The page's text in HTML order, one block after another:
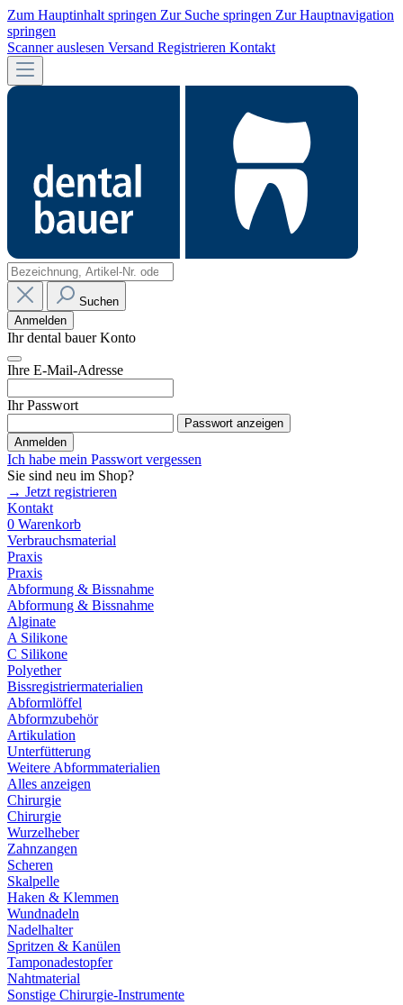
Zum Hauptinhalt springen Zur Suche springen Zur Hauptnavigation
springen
Scanner auslesen Versand Registrieren Kontakt
Suchen
Anmelden
Ihr dental bauer Konto
Ihre E-Mail-Adresse
Ihr Passwort
Passwort anzeigen
Anmelden
Ich habe mein Passwort vergessen
Sie sind neu im Shop?
→ Jetzt registrieren
Kontakt
0 Warenkorb
Verbrauchsmaterial
Praxis
Praxis
Abformung & Bissnahme
Abformung & Bissnahme
Alginate
A Silikone
C Silikone
Polyether
Bissregistriermaterialien
Abformlöffel
Abformzubehör
Artikulation
Unterfütterung
Weitere Abformmaterialien
Alles anzeigen
Chirurgie
Chirurgie
Wurzelheber
Zahnzangen
Scheren
Skalpelle
Haken & Klemmen
Wundnadeln
Nadelhalter
Spritzen & Kanülen
Tamponadestopfer
Nahtmaterial
Sonstige Chirurgie-Instrumente